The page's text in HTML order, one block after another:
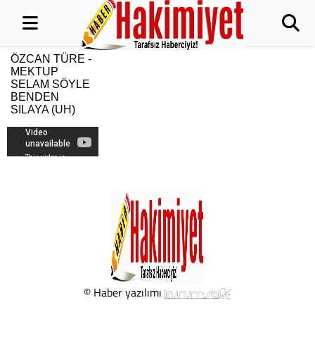
ÖZCAN TÜRE -
MEKTUP
SELAM SÖYLE
BENDEN
SILAYA (UH)
© Haber yazılımı